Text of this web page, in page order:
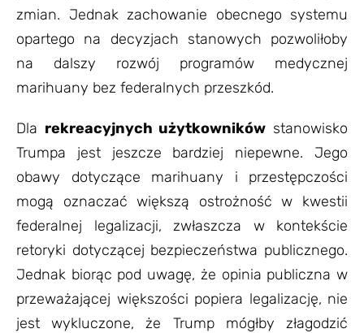
zmian. Jednak zachowanie obecnego systemu
opartego na decyzjach stanowych pozwoliłoby
na dalszy rozwój programów medycznej
marihuany bez federalnych przeszkód.
Dla rekreacyjnych użytkowników stanowisko
Trumpa jest jeszcze bardziej niepewne. Jego
obawy dotyczące marihuany i przestępczości
mogą oznaczać większą ostrożność w kwestii
federalnej legalizacji, zwłaszcza w kontekście
retoryki dotyczącej bezpieczeństwa publicznego.
Jednak biorąc pod uwagę, że opinia publiczna w
przeważającej większości popiera legalizację, nie
jest wykluczone, że Trump mógłby złagodzić